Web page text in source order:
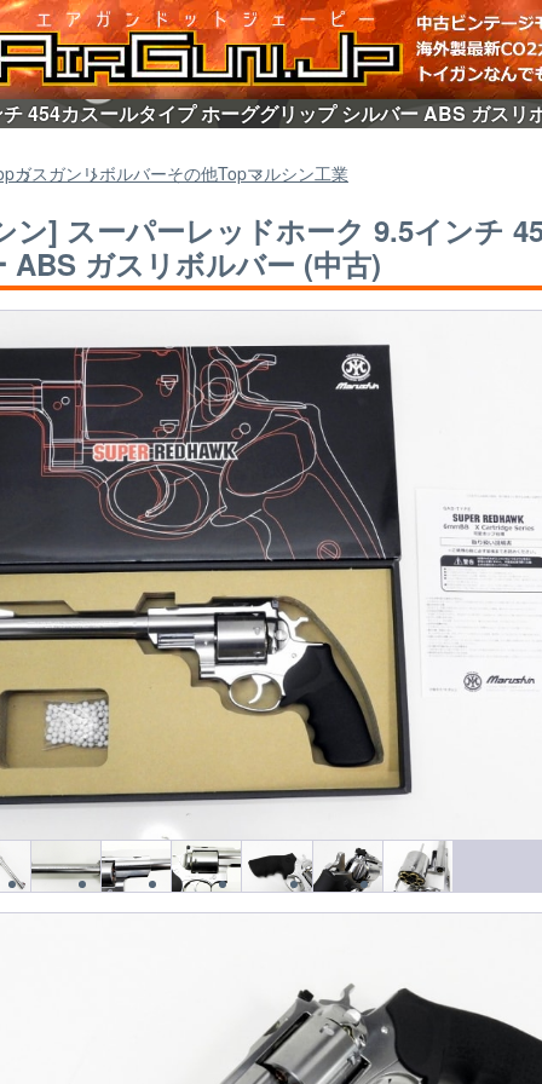
454カスールタイプ ホーググリップ シルバー ABS ガスリ
ガスガン リボルバーその他Topマルシン工業
ン] スーパーレッドホーク 9.5インチ
ABS ガスリボルバー (中古)